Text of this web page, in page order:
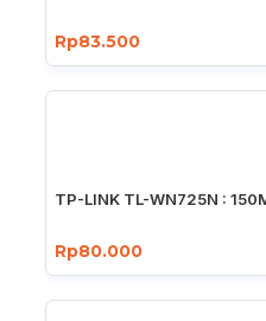
Rp83.500
TP-LINK TL-WN725N :
Rp80.000